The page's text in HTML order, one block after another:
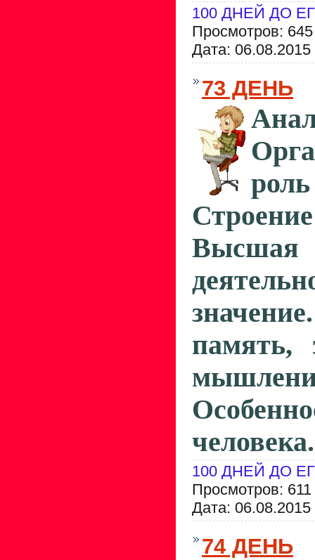
100 ДНЕЙ ДО
Просмотров:
Дата: 06.08.2015
73 ДЕНЬ
память,
человека.
100 ДНЕЙ ДО
Просмотров:
Дата: 06.08.2015
74 ДЕНЬ